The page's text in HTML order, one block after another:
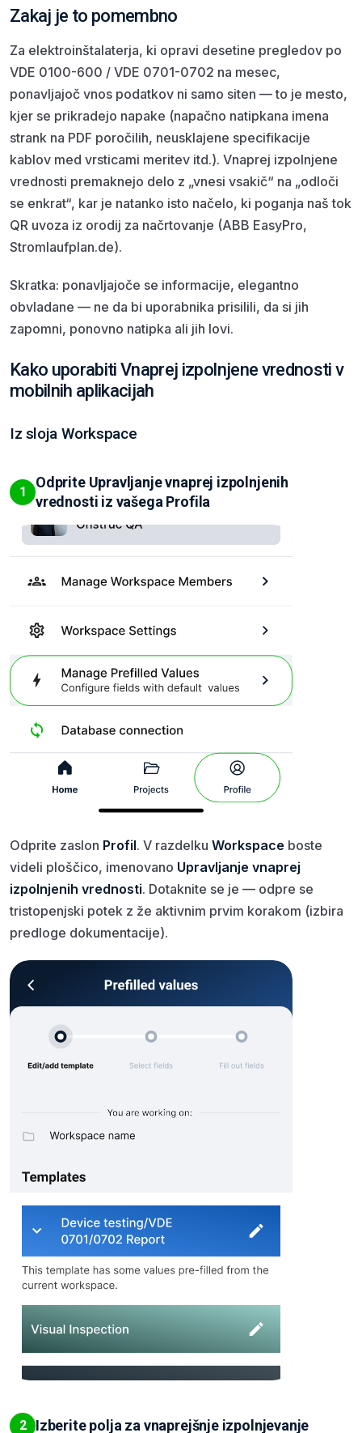
Zakaj je to pomembno
Za elektroinštalaterja, ki opravi desetine pregledov po
VDE 0100-600 / VDE 0701-0702 na mesec,
ponavljajoč vnos podatkov ni samo siten — to je mesto,
kjer se prikradejo napake (napačno natipkana imena
strank na PDF poročilih, neusklajene specifikacije
kablov med vrsticami meritev itd.). Vnaprej izpolnjene
vrednosti premaknejo delo z „vnesi vsakič“ na „odloči
se enkrat“, kar je natanko isto načelo, ki poganja naš tok
QR uvoza iz orodij za načrtovanje (ABB EasyPro,
Stromlaufplan.de).
Skratka: ponavljajoče se informacije, elegantno
obvladane — ne da bi uporabnika prisilili, da si jih
zapomni, ponovno natipka ali jih lovi.
Kako uporabiti Vnaprej izpolnjene vrednosti v
mobilnih aplikacijah
Iz sloja Workspace
1
Odprite Upravljanje vnaprej izpolnjenih
vrednosti iz vašega Profila
Odprite zaslon Profil. V razdelku Workspace boste
videli ploščico, imenovano Upravljanje vnaprej
izpolnjenih vrednosti. Dotaknite se je — odpre se
tristopenjski potek z že aktivnim prvim korakom (izbira
predloge dokumentacije).
2 Izberite polja za vnaprejšnje izpolnjevanje